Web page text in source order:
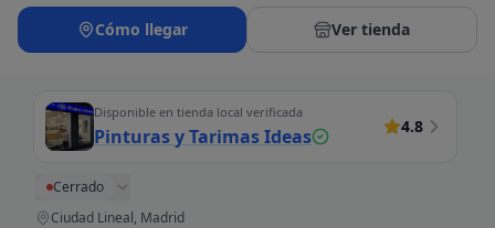
Cómo llegar Ver tienda
Disponible en tienda local verificada
Pinturas y Tarimas Ideas 4.8
Cerrado
Ciudad Lineal, Madrid